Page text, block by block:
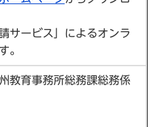
サービス」によるオンラ
。
教育事務所総務課総務係